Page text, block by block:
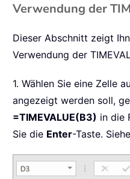
Verwendung der
Dieser Abschnitt zeigt
Verwendung der
1. Wählen Sie eine Zelle
angezeigt werden soll,
=TIMEVALUE(B3) in die
Sie die Enter-Taste.